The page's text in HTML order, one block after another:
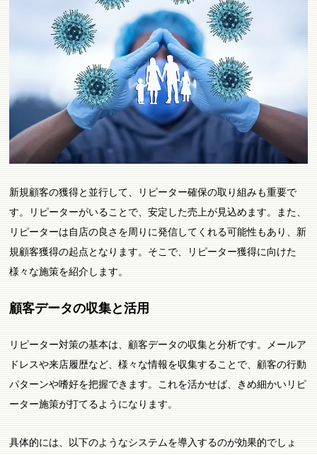
新規顧客の獲得と並行して、リピーター確保の取り組みも重要で
す。リピーターがいることで、安定した売上が見込めます。また、
リピーターは自店の良さを周りに発信してくれる可能性もあり、新
規顧客獲得の起点となります。そこで、リピーター獲得に向けた
様々な施策を紹介します。
顧客データの収集と活用
リピーター対策の基本は、顧客データの収集と分析です。メールア
ドレスや来店履歴など、様々な情報を収集することで、顧客の行動
パターンや嗜好を把握できます。これを活かせば、きめ細かいリピ
ーター施策が打てるようになります。
具体的には、以下のようなシステムを導入するのが効果的でしょ